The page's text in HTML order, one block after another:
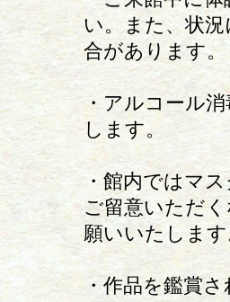
い。また、状
合があります。
・アルコール
します。
・館内ではマ
ご留意いただ
願いいたしま
・作品を鑑賞